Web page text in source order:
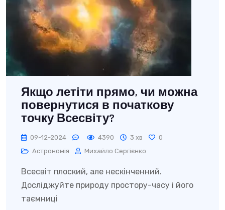
Якщо летіти прямо, чи можна
повернутися в початкову
точку Всесвіту?
09-12-2024 4390 3 хв
0
Астрономія
Михайло Сергієнко
Всесвіт плоский, але нескінченний.
Досліджуйте природу простору-часу і його
таємниці